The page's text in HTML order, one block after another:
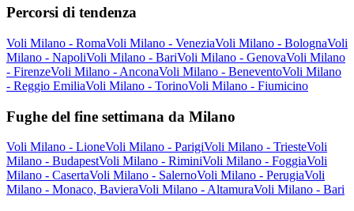
Percorsi di tendenza
Voli Milano - RomaVoli Milano - VeneziaVoli Milano - BolognaVoli
Milano - NapoliVoli Milano - BariVoli Milano - GenovaVoli Milano
- FirenzeVoli Milano - AnconaVoli Milano - BeneventoVoli Milano
- Reggio EmiliaVoli Milano - TorinoVoli Milano - Fiumicino
Fughe del fine settimana da Milano
Voli Milano - LioneVoli Milano - ParigiVoli Milano - TriesteVoli
Milano - BudapestVoli Milano - RiminiVoli Milano - FoggiaVoli
Milano - CasertaVoli Milano - SalernoVoli Milano - PerugiaVoli
Milano - Monaco, BavieraVoli Milano - AltamuraVoli Milano - Bari